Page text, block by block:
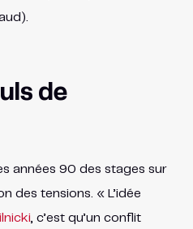
de
années 90 des stages sur
des tensions. « L’idée
, c’est qu’un conflit